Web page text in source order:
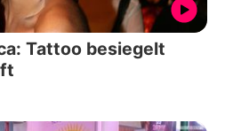
Tattoo besiegelt